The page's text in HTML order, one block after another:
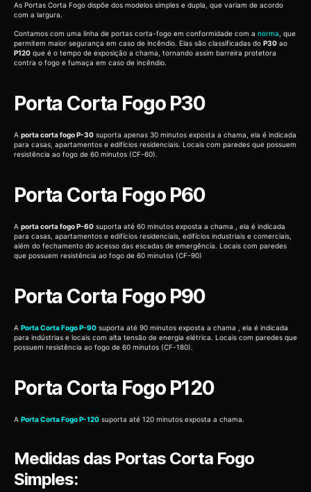
As Portas Corta Fogo dispõe dos modelos simples e dupla, que variam de acordo
com a largura.
Contamos com uma linha de portas corta-fogo em conformidade com a norma , que
permitem maior segurança em caso de incêndio. Elas são classificadas do P30 ao
P120 que é o tempo de exposição a chama, tornando assim barreira protetora
contra o fogo e fumaça em caso de incêndio.
Porta Corta Fogo P30
A porta corta fogo P-30 suporta apenas 30 minutos exposta a chama, ela é indicada
para casas, apartamentos e edifícios residenciais. Locais com paredes que possuem
resistência ao fogo de 60 minutos (CF-60).
Porta Corta Fogo P60
A porta corta fogo P-60 suporta até 60 minutos exposta a chama , ela é indicada
para casas, apartamentos e edifícios residenciais, edifícios industriais e comerciais,
além do fechamento do acesso das escadas de emergência. Locais com paredes
que possuem resistência ao fogo de 60 minutos (CF-90)
Porta Corta Fogo P90
A Porta Corta Fogo P-90 suporta até 90 minutos exposta a chama , ela é indicada
para indústrias e locais com alta tensão de energia elétrica. Locais com paredes que
possuem resistência ao fogo de 60 minutos (CF-180).
Porta Corta Fogo P120
A Porta Corta Fogo P-120 suporta até 120 minutos exposta a chama.
Medidas das Portas Corta Fogo
Simples: